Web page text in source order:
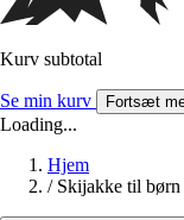
Kurv subtotal
Se min kurv Fortsæt
Loading...
Hjem
/ Skijakke til